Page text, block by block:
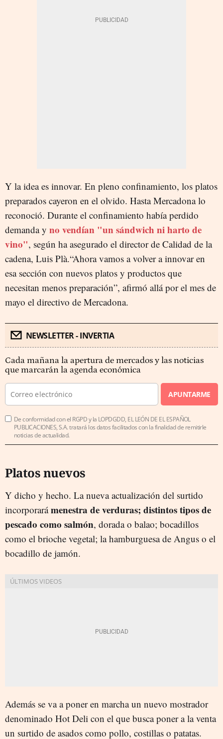
Y la idea es innovar. En pleno confinamiento, los platos
preparados cayeron en el olvido. Hasta Mercadona lo
reconoció. Durante el confinamiento había perdido
demanda y no vendían "un sándwich ni harto de
vino", según ha asegurado el director de Calidad de la
cadena, Luis Plà.“Ahora vamos a volver a innovar en
esa sección con nuevos platos y productos que
necesitan menos preparación”, afirmó allá por el mes de
mayo el directivo de Mercadona.
NEWSLETTER - INVERTIA
Cada mañana la apertura de mercados y las noticias
que marcarán la agenda económica
APUNTARME
De conformidad con el RGPD y la LOPDGDD, EL LEÓN DE EL ESPAÑOL
PUBLICACIONES, S.A. tratará los datos facilitados con la finalidad de remitirle
noticias de actualidad.
Platos nuevos
Y dicho y hecho. La nueva actualización del surtido
incorporarámenestra de verduras; distintos tipos de
pescado como salmón, dorada o balao; bocadillos
como el brioche vegetal; la hamburguesa de Angus o el
bocadillo de jamón.
Además se va a poner en marcha un nuevo mostrador
denominado Hot Deli con el que busca poner a la venta
un surtido de asados como pollo, costillas o patatas.